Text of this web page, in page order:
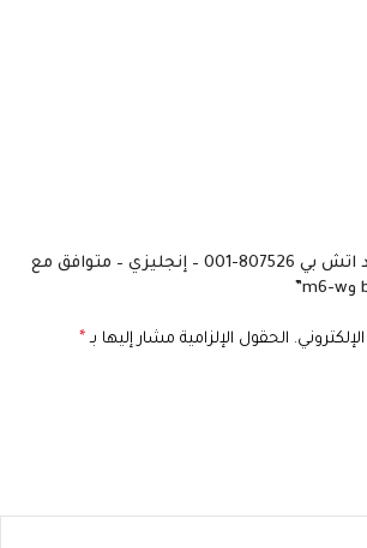
كن أول من يقيم “كيبورد اتش بي 807526-001 – إنجليزي – متوافق مع
الحقول الإلزامية مشار إليها بـ *